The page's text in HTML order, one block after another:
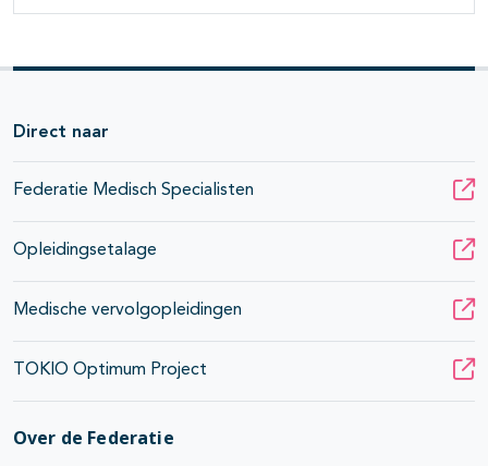
Direct naar
Federatie Medisch Specialisten
Opleidingsetalage
Medische vervolgopleidingen
TOKIO Optimum Project
Over de Federatie